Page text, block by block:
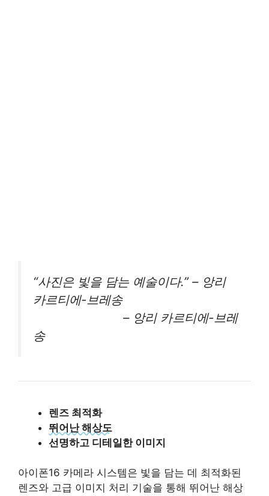
“사진은 빛을 담는 예술이다.” – 앙리
카르티에-브레송
– 앙리 카르티에-브레
송
렌즈 최적화
뛰어난 해상도
선명하고 디테일한 이미지
아이폰16 카메라 시스템은 빛을 담는 데 최적화된
렌즈와 고급 이미지 처리 기술을 통해 뛰어난 해상